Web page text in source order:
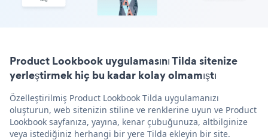
Product Lookbook uygulamasını Tilda sitenize
yerleştirmek hiç bu kadar kolay olmamıştı
Özelleştirilmiş Product Lookbook Tilda uygulamanızı
oluşturun, web sitenizin stiline ve renklerine uyun ve Product
Lookbook sayfanıza, yayına, kenar çubuğunuza, altbilginize
veya istediğiniz herhangi bir yere Tilda ekleyin bir site.